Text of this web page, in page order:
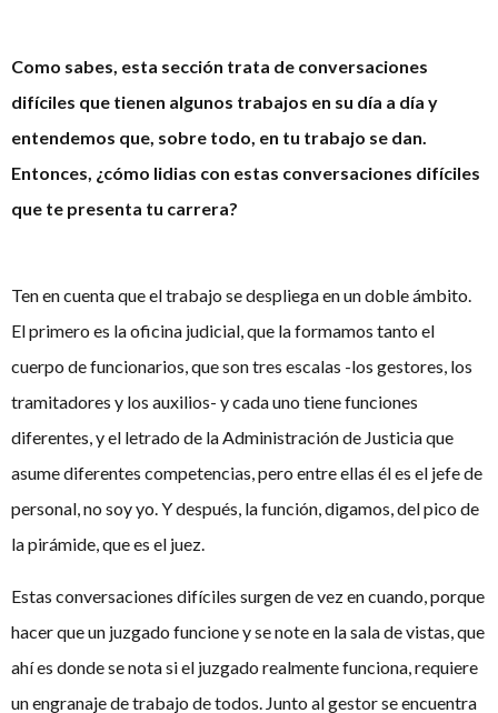
Como sabes, esta sección trata de conversaciones
difíciles que tienen algunos trabajos en su día a día y
entendemos que, sobre todo, en tu trabajo se dan.
Entonces, ¿cómo lidias con estas conversaciones difíciles
que te presenta tu carrera?
Ten en cuenta que el trabajo se despliega en un doble ámbito.
El primero es la oficina judicial, que la formamos tanto el
cuerpo de funcionarios, que son tres escalas -los gestores, los
tramitadores y los auxilios- y cada uno tiene funciones
diferentes, y el letrado de la Administración de Justicia que
asume diferentes competencias, pero entre ellas él es el jefe de
personal, no soy yo. Y después, la función, digamos, del pico de
la pirámide, que es el juez.
Estas conversaciones difíciles surgen de vez en cuando, porque
hacer que un juzgado funcione y se note en la sala de vistas, que
ahí es donde se nota si el juzgado realmente funciona, requiere
un engranaje de trabajo de todos. Junto al gestor se encuentra